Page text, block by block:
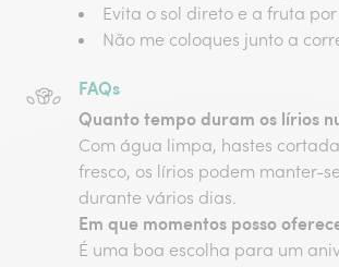
Evita o sol direto e a fruta
Não me coloques junto a
FAQs
Quanto tempo duram os lírios
Com água limpa, hastes
fresco, os lírios podem manter-
durante vários dias.
Em que momentos posso
É uma boa escolha para um